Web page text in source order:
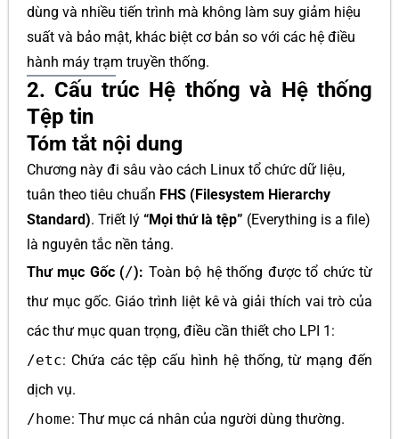
dùng và nhiều tiến trình mà không làm suy giảm hiệu
suất và bảo mật, khác biệt cơ bản so với các hệ điều
hành máy trạm truyền thống.
2. Cấu trúc Hệ thống và Hệ thống
Tệp tin
Tóm tắt nội dung
Chương này đi sâu vào cách Linux tổ chức dữ liệu,
tuân theo tiêu chuẩn FHS (Filesystem Hierarchy
Standard). Triết lý “Mọi thứ là tệp” (Everything is a file)
là nguyên tắc nền tảng.
Thư mục Gốc (/): Toàn bộ hệ thống được tổ chức từ
thư mục gốc. Giáo trình liệt kê và giải thích vai trò của
các thư mục quan trọng, điều cần thiết cho LPI 1:
/etc: Chứa các tệp cấu hình hệ thống, từ mạng đến
dịch vụ.
/home: Thư mục cá nhân của người dùng thường.